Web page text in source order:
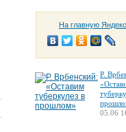
На главную
Р.
05.06